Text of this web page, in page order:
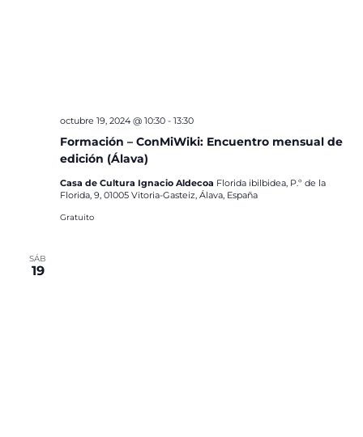
Formación – ConMiWiki: Encuentro mensual de
edición (Álava)
octubre 19, 2024 @ 10:30- 13:30
Casa de Cultura Ignacio Aldecoa Florida ibilbidea, P.º de la
Florida, 9, 01005 Vitoria-Gasteiz, Álava, España
Gratuito
SÁB
19